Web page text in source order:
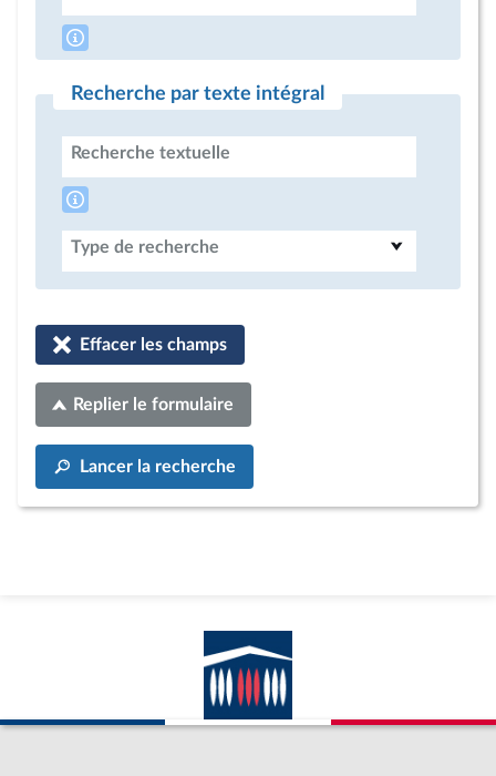
Recherche par texte intégral
Recherche textuelle
Type de recherche
Effacer les champs
Replier le formulaire
Lancer la recherche